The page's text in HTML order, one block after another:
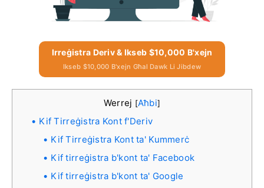
Irreġistra Deriv & Ikseb $10,000 B'xejn
Ikseb $10,000 B'xejn Għal Dawk Li Jibdew
Werrej [Aħbi]
Kif Tirreġistra Kont f'Deriv
Kif Tirreġistra Kont ta' Kummerċ
Kif tirreġistra b'kont ta' Facebook
Kif tirreġistra b'kont ta' Google